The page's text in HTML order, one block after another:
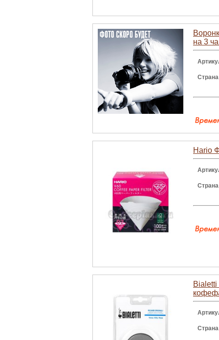
на 3
Hario
Bialetti